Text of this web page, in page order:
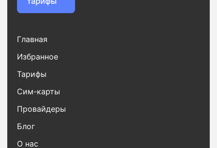
Главная
Избранное
Тарифы
Сим-карты
Провайдеры
Блог
О нас